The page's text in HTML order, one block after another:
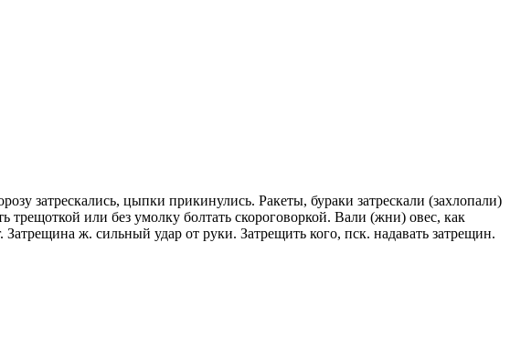
затрескались, цыпки прикинулись. Ракеты, бураки затрескали (захлопали)
трещоткой или без умолку болтать скороговоркой. Вали (жни) овес, как
ж. сильный удар от руки. Затрещить кого, пск. надавать затрещин.